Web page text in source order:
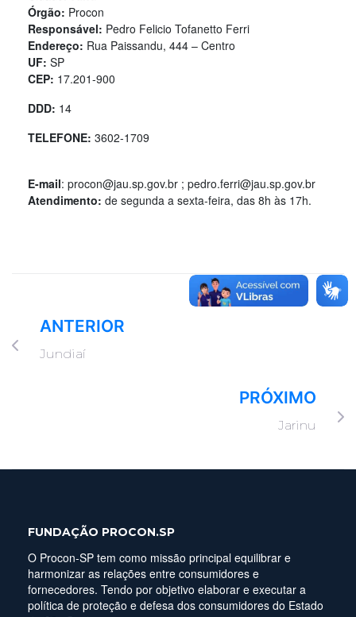
Órgão: Procon
Responsável: Pedro Felicio Tofanetto Ferri
Endereço: Rua Paissandu, 444 – Centro
UF: SP
CEP: 17.201-900
DDD: 14
TELEFONE: 3602-1709
E-mail: procon@jau.sp.gov.br ; pedro.ferri@jau.sp.gov.br
Atendimento: de segunda a sexta-feira, das 8h às 17h.
ANTERIOR
Jundiaí
PRÓXIMO
Jarinu
FUNDAÇÃO PROCON.SP
O Procon-SP tem como missão principal equilibrar e
harmonizar as relações entre consumidores e
fornecedores. Tendo por objetivo elaborar e executar a
política de proteção e defesa dos consumidores do Estado